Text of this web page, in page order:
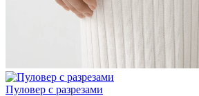
Пуловер с разрезами